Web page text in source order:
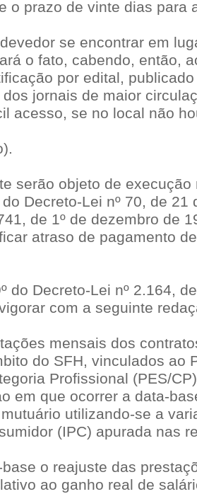
o prazo de vinte dias para
se encontrar em
o fato, cabendo, então,
por edital,
jornais de maior
acesso, se no local não
serão objeto de
Decreto-Lei nº 70, de 21
de 1º de dezembro de
atraso de pagamento
do Decreto-Lei nº 2.164,
com a seguinte
mensais dos
do SFH, vinculados ao
Profissional (PES/
em que ocorrer a data-
utilizando-se a
(IPC) apurada nas
base o reajuste das
ao ganho real de